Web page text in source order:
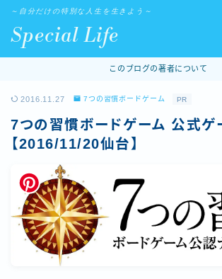
Special Life
～自分だけの特別な人生を生きよう～
このブログの著者について
2016.11.27 7つの習慣ボードゲーム PR
7つの習慣ボードゲーム 公式ゲ
【2016/11/20仙台】